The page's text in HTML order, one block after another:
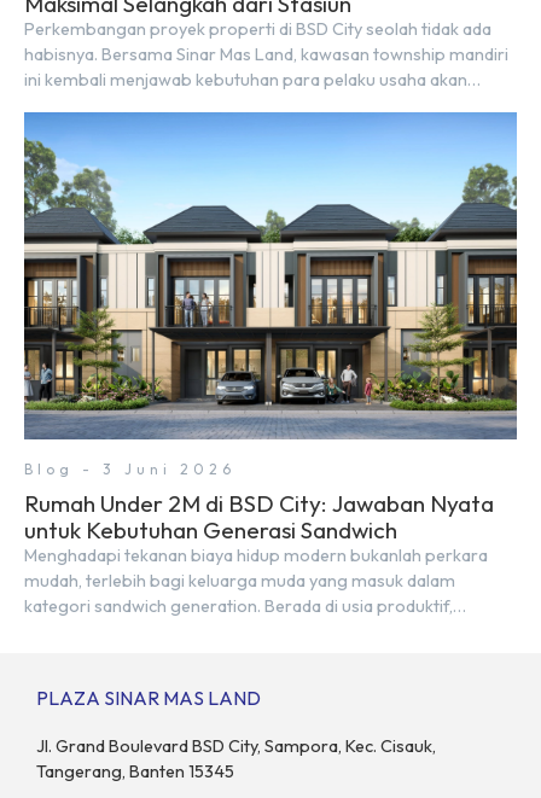
Perkembangan proyek properti di BSD City seolah tidak ada
habisnya. Bersama Sinar Mas Land, kawasan township mandiri
ini kembali menjawab kebutuhan para pelaku usaha akan
keunggulan geografis yang sangat strategis. Letaknya
menempel langsung dengan dua pusat pergerakan massa […]
Blog - 3 Juni 2026
Rumah Under 2M di BSD City: Jawaban Nyata
untuk Kebutuhan Generasi Sandwich
Menghadapi tekanan biaya hidup modern bukanlah perkara
mudah, terlebih bagi keluarga muda yang masuk dalam
kategori sandwich generation. Berada di usia produktif,
Fenomena urban ini kian marak di kota-kota besar, termasuk di
PLAZA SINAR MAS LAND
Jl. Grand Boulevard BSD City, Sampora, Kec. Cisauk,
Tangerang, Banten 15345